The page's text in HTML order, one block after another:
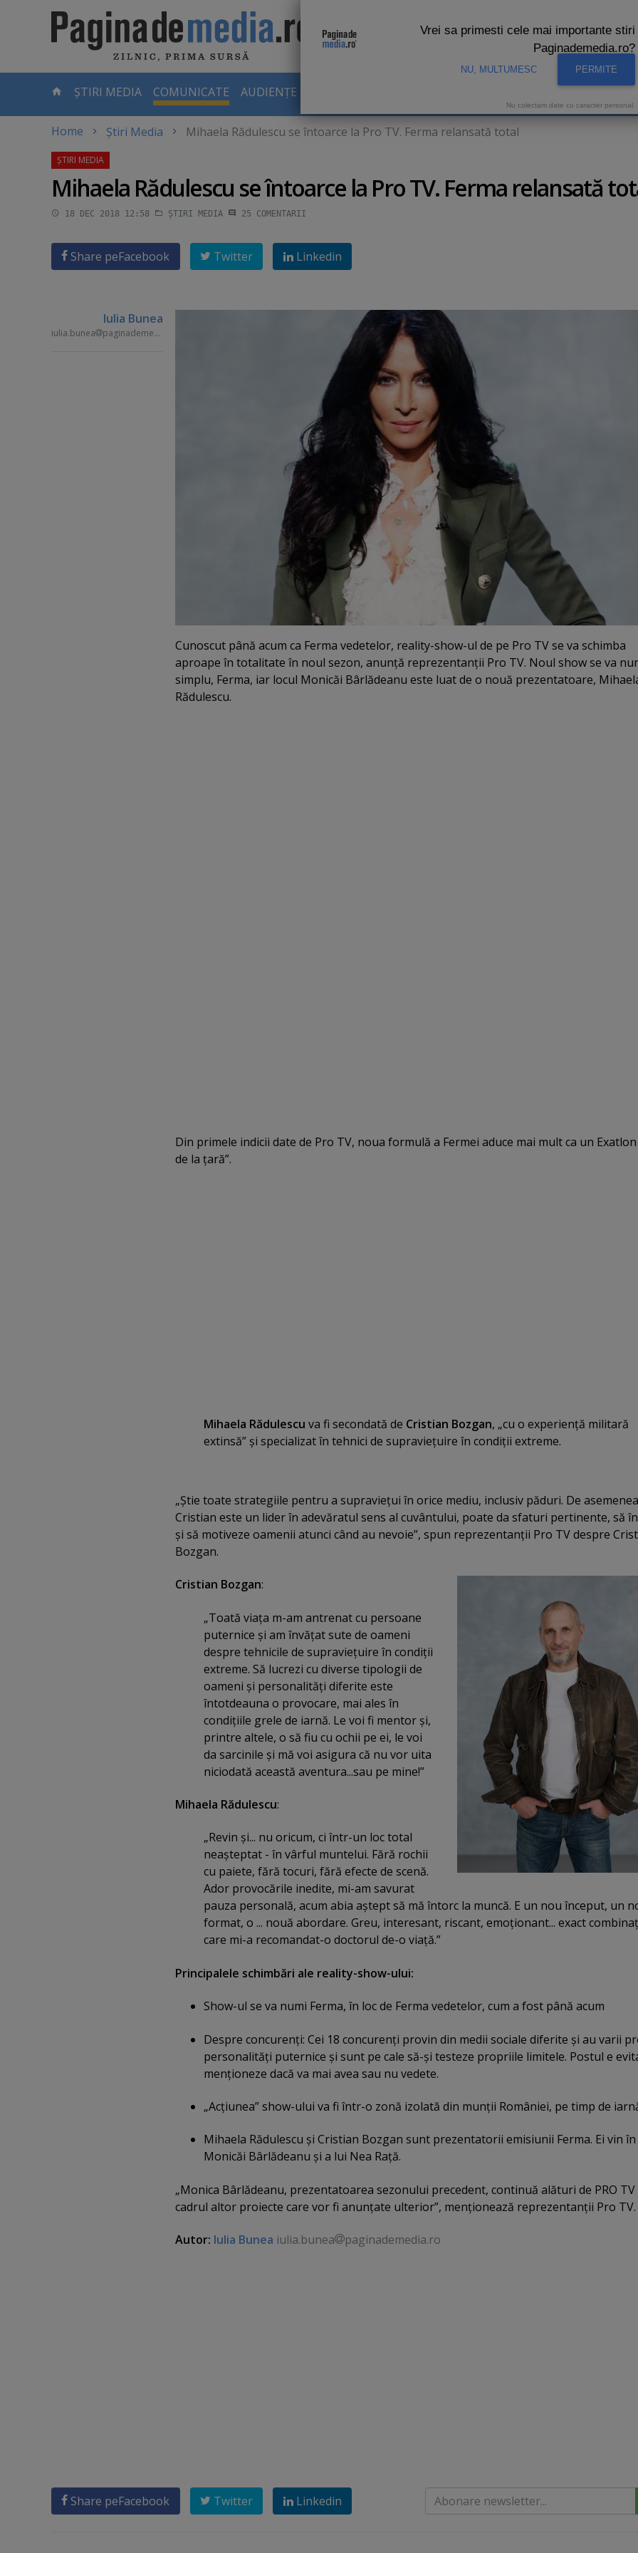
CURENTĂ
ȘTIRI MEDIA COMUNICATE AUDIENȚE TV
Home Știri Media Mihaela Rădulescu se întoarce la Pro TV. Ferma relansată total
Mihaela Rădulescu se întoarce la Pro TV. Ferma relansată
18 DEC 2018 12:58 ȘTIRI MEDIA 25 COMENTARII
Share peFacebook Twitter Linkedin
Iulia Bunea
iulia.bunea paginademedia.ro
Cunoscut până acum ca Ferma vedetelor, reality-show-ul de pe Pro TV se va schimba
aproape în totalitate în noul sezon, anunţă reprezentanţii Pro TV. Noul show se va
simplu, Ferma, iar locul Monicăi Bârlădeanu este luat de o nouă prezentatoare,
Rădulescu.
Din primele indicii date de Pro TV, noua formulă a Fermei aduce mai mult ca un Exatlon
de la ţară”.
Mihaela Rădulescu va fi secondată de Cristian Bozgan, „cu o experienţă militară
extinsă” şi specializat în tehnici de supravieţuire în condiţii extreme.
„Ştie toate strategiile pentru a supravieţui în orice mediu, inclusiv păduri. De
Cristian este un lider în adevăratul sens al cuvântului, poate da sfaturi pertinente, să
şi să motiveze oamenii atunci când au nevoie”, spun reprezentanţii Pro TV despre
Bozgan.
Cristian Bozgan:
„Toată viaţa m-am antrenat cu persoane
puternice şi am învăţat sute de oameni
despre tehnicile de supravieţuire în condiţii
extreme. Să lucrezi cu diverse tipologii de
oameni şi personalităţi diferite este
întotdeauna o provocare, mai ales în
condiţiile grele de iarnă. Le voi fi mentor şi,
printre altele, o să fiu cu ochii pe ei, le voi
da sarcinile şi mă voi asigura că nu vor uita
niciodată această aventura...sau pe mine!”
Mihaela Rădulescu:
„Revin şi... nu oricum, ci într-un loc total
neaşteptat - în vârful muntelui. Fără rochii
cu paiete, fără tocuri, fără efecte de scenă.
Ador provocările inedite, mi-am savurat
pauza personală, acum abia aştept să mă întorc la muncă. E un nou început, un
format, o ... nouă abordare. Greu, interesant, riscant, emoţionant... exact
care mi-a recomandat-o doctorul de-o viaţă.”
Principalele schimbări ale reality-show-ului:
Show-ul se va numi Ferma, în loc de Ferma vedetelor, cum a fost până acum
Despre concurenţi: Cei 18 concurenţi provin din medii sociale diferite şi au varii
personalităţi puternice şi sunt pe cale să-şi testeze propriile limitele. Postul e
menţioneze dacă va mai avea sau nu vedete.
„Acţiunea” show-ului va fi într-o zonă izolată din munţii României, pe timp de
Mihaela Rădulescu şi Cristian Bozgan sunt prezentatorii emisiunii Ferma. Ei vin
Monicăi Bârlădeanu şi a lui Nea Raţă.
„Monica Bârlădeanu, prezentatoarea sezonului precedent, continuă alături de PRO
cadrul altor proiecte care vor fi anunţate ulterior”, menţionează reprezentanţii Pro TV.
Autor: Iulia Bunea iulia.bunea paginademedia.ro
Share peFacebook Twitter Linkedin
Vrei sa primesti cele mai importante stiri
Paginademedia.ro?
NU, MULTUMESC PERMITE
Nu colectam date cu caracter personal.